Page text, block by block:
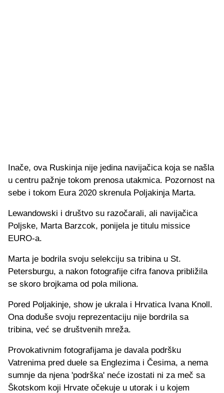
Inače, ova Ruskinja nije jedina navijačica koja se našla
u centru pažnje tokom prenosa utakmica. Pozornost na
sebe i tokom Eura 2020 skrenula Poljakinja Marta.
Lewandowski i društvo su razočarali, ali navijačica
Poljske, Marta Barzcok, ponijela je titulu missice
EURO-a.
Marta je bodrila svoju selekciju sa tribina u St.
Petersburgu, a nakon fotografije cifra fanova približila
se skoro brojkama od pola miliona.
Pored Poljakinje, show je ukrala i Hrvatica Ivana Knoll.
Ona doduše svoju reprezentaciju nije bordrila sa
tribina, već se društvenih mreža.
Provokativnim fotografijama je davala podršku
Vatrenima pred duele sa Englezima i Česima, a nema
sumnje da njena 'podrška' neće izostati ni za meč sa
Škotskom koji Hrvate očekuje u utorak i u kojem